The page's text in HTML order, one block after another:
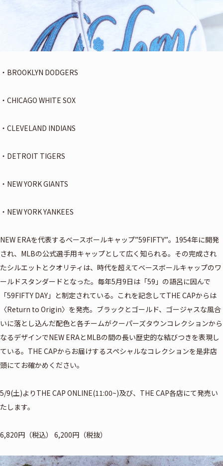
・BROOKLYN DODGERS
・CHICAGO WHITE SOX
・CLEVELAND INDIANS
・DETROIT TIGERS
・NEW YORK GIANTS
・NEW YORK YANKEES
NEW ERAを代表するベースボールキャップ”59FIFTY”。1954年に開発
され、MLBの公式選手用キャップとして広く知られる。その完成され
たシルエットとクオリティは、時代を超えてベースボールキャップのワ
ールドスタンダードとなった。毎年5月9日は「59」の語呂に因んで
「59FIFTY DAY」と制定されている。これを記念してTHE CAPからは
〈Return to Origin〉を発売。ブラックとゴールド、ゴージャスな風合
いに落とし込んだ配色と各チームがクーパーズタウンコレクションから
なるデザインでNEW ERAとMLBの間の長い歴史的な結びつきを表現し
ている。THE CAPからお届けするスペシャルなコレクションを是非店
頭にてお確かめください。
5/9(土)よりTHE CAP ONLINE(11:00~)及び、THE CAP各店にて発売い
たします。
6,820円（税込） 6,200円（税抜）